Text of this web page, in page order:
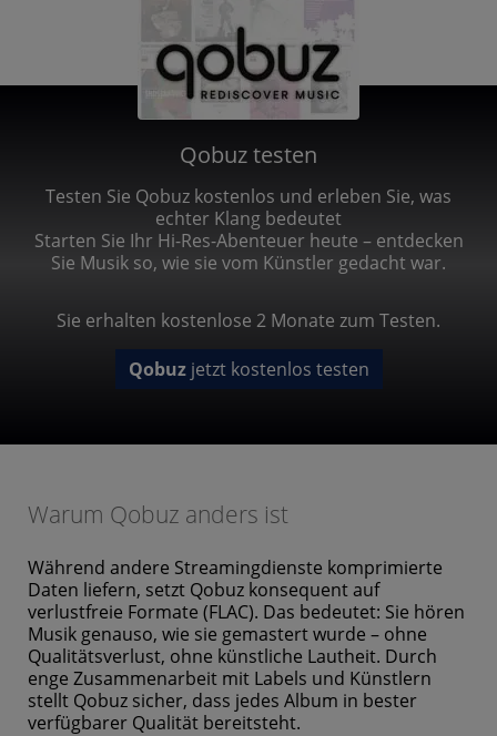
Qobuz testen
Testen Sie Qobuz kostenlos und erleben Sie, was
echter Klang bedeutet
Starten Sie Ihr Hi-Res-Abenteuer heute – entdecken
Sie Musik so, wie sie vom Künstler gedacht war.
Sie erhalten kostenlose 2 Monate zum Testen.
Qobuzjetzt kostenlos testen
Warum Qobuz anders ist
Während andere Streamingdienste komprimierte
Daten liefern, setzt Qobuz konsequent auf
verlustfreie Formate (FLAC). Das bedeutet: Sie hören
Musik genauso, wie sie gemastert wurde – ohne
Qualitätsverlust, ohne künstliche Lautheit. Durch
enge Zusammenarbeit mit Labels und Künstlern
stellt Qobuz sicher, dass jedes Album in bester
verfügbarer Qualität bereitsteht.